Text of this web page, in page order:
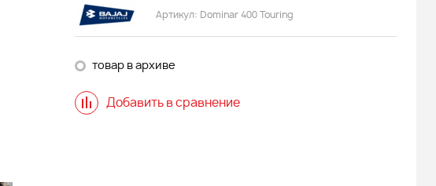
Артикул: Dominar 400 Touring
товар в архиве
Добавить в сравнение